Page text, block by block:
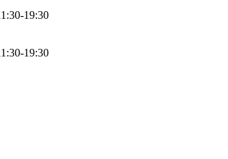
:30-19:30
:30-19:30